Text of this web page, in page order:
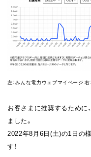
左：みんな電力ウェブマイページ 右：
お客さまに推奨するために
ました。
2022年8月6日(土)の1日の
す！